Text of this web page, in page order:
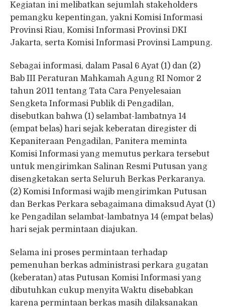
Kegiatan ini melibatkan sejumlah stakeholders
pemangku kepentingan, yakni Komisi Informasi
Provinsi Riau, Komisi Informasi Provinsi DKI
Jakarta, serta Komisi Informasi Provinsi Lampung.
Sebagai informasi, dalam Pasal 6 Ayat (1) dan (2)
Bab III Peraturan Mahkamah Agung RI Nomor 2
tahun 2011 tentang Tata Cara Penyelesaian
Sengketa Informasi Publik di Pengadilan,
disebutkan bahwa (1) selambat-lambatnya 14
(empat belas) hari sejak keberatan diregister di
Kepaniteraan Pengadilan, Panitera meminta
Komisi Informasi yang memutus perkara tersebut
untuk mengirimkan Salinan Resmi Putusan yang
disengketakan serta Seluruh Berkas Perkaranya.
(2) Komisi Informasi wajib mengirimkan Putusan
dan Berkas Perkara sebagaimana dimaksud Ayat (1)
ke Pengadilan selambat-lambatnya 14 (empat belas)
hari sejak permintaan diajukan.
Selama ini proses permintaan terhadap
pemenuhan berkas administrasi perkara gugatan
(keberatan) atas Putusan Komisi Informasi yang
dibutuhkan cukup menyita Waktu disebabkan
karena permintaan berkas masih dilaksanakan